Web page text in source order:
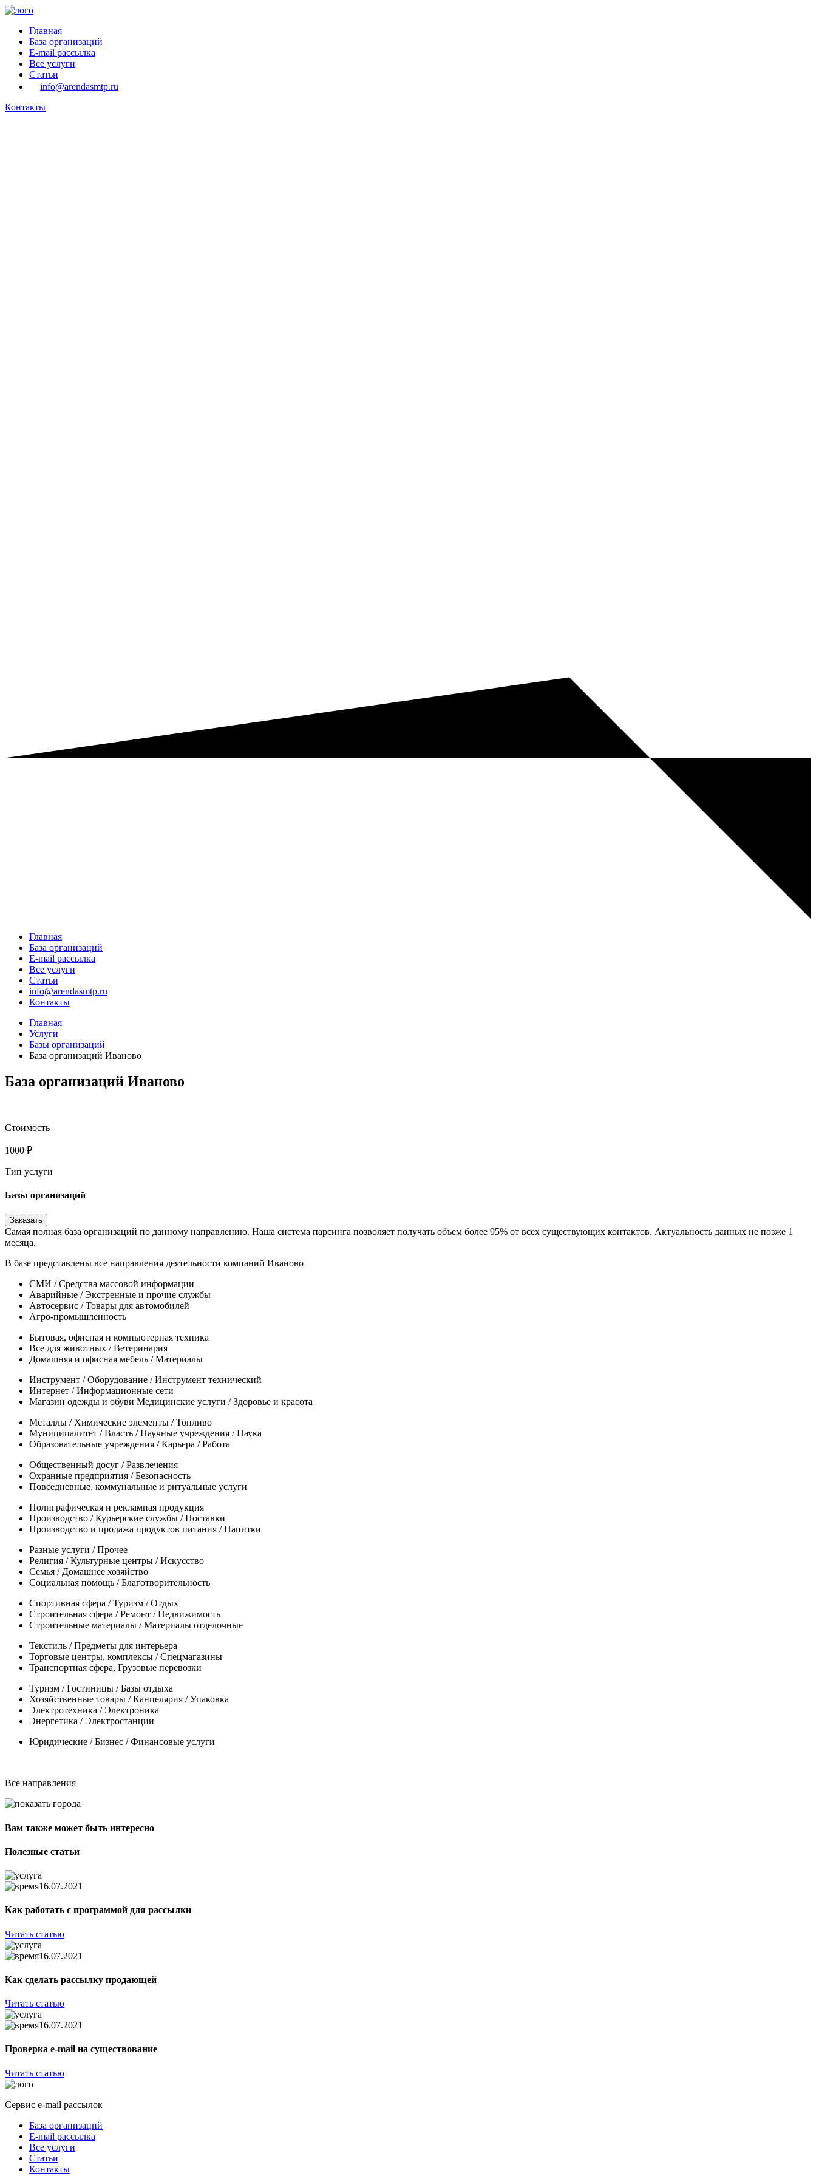
Главная
База организаций
E-mail рассылка
Все услуги
Статьи
info@arendasmtp.ru
Контакты
Главная
База организаций
E-mail рассылка
Все услуги
Статьи
info@arendasmtp.ru
Контакты
Главная
Услуги
Базы организаций
База организаций Иваново
База организаций Иваново
Стоимость
1000 ₽
Тип услуги
Базы организаций
Заказать
Самая полная база организаций по данному направлению. Наша система парсинга позволяет получать объем более 95% от всех существующих контактов. Актуальность данных не позже 1
месяца.
В базе представлены все направления деятельности компаний Иваново
CМИ / Средства массовой информации
Аварийные / Экстренные и прочие службы
Автосервис / Товары для автомобилей
Агро-промышленность
Бытовая, офисная и компьютерная техника
Все для животных / Ветеринария
Домашняя и офисная мебель / Материалы
Инструмент / Оборудование / Инструмент технический
Интернет / Информационные сети
Магазин одежды и обуви Медицинские услуги / Здоровье и красота
Металлы / Химические элементы / Топливо
Муниципалитет / Власть / Научные учреждения / Наука
Образовательные учреждения / Карьера / Работа
Общественный досуг / Развлечения
Охранные предприятия / Безопасность
Повседневные, коммунальные и ритуальные услуги
Полиграфическая и рекламная продукция
Производство / Курьерские службы / Поставки
Производство и продажа продуктов питания / Напитки
Разные услуги / Прочее
Религия / Культурные центры / Искусство
Семья / Домашнее хозяйство
Социальная помощь / Благотворительность
Спортивная сфера / Туризм / Отдых
Строительная сфера / Ремонт / Недвижимость
Строительные материалы / Материалы отделочные
Текстиль / Предметы для интерьера
Торговые центры, комплексы / Спецмагазины
Транспортная сфера, Грузовые перевозки
Туризм / Гостиницы / Базы отдыха
Хозяйственные товары / Канцелярия / Упаковка
Электротехника / Электроника
Энергетика / Электростанции
Юридические / Бизнес / Финансовые услуги
Все направления
Вам также может быть интересно
Полезные статьи
16.07.2021
Как работать с программой для рассылки
Читать статью
16.07.2021
Как сделать рассылку продающей
Читать статью
16.07.2021
Проверка e-mail на существование
Читать статью
Сервис e-mail рассылок
База организаций
E-mail рассылка
Все услуги
Статьи
Контакты